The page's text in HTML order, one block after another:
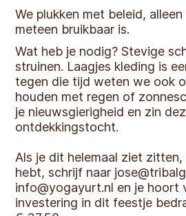
We plukken met beleid,
meteen bruikbaar is.
Wat heb je nodig? Stevige
struinen. Laagjes kleding is
tegen die tijd weten we ook
houden met regen of
je nieuwsgierigheid en zin
ontdekkingstocht.
Als je dit helemaal ziet
hebt, schrijf naar
info@yogayurt.nl en je hoort
investering in dit feestje